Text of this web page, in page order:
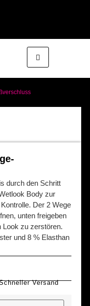
durch den Schritt
Body zur
Der 2 Wege
unten freigeben
Look zu zerstören.
und 8 % Elasthan
Versand